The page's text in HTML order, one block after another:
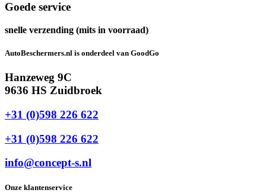
Goede service
snelle verzending (mits in voorraad)
AutoBeschermers.nl is onderdeel van GoodGo
Hanzeweg 9C
9636 HS Zuidbroek
+31 (0)598 226 622
+31 (0)598 226 622
info@concept-s.nl
Onze klantenservice